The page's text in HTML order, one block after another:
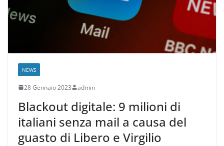
NEWS
28 Gennaio 2023 admin
Blackout digitale: 9 milioni di
italiani senza mail a causa del
guasto di Libero e Virgilio